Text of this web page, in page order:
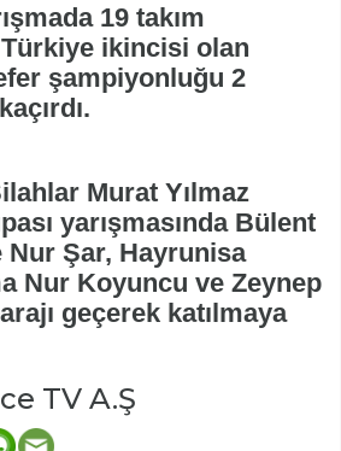
19 takım
ikincisi olan
şampiyonluğu 2
Murat Yılmaz
yarışmasında Bülent
Nur Şar, Hayrunisa
Nur Koyuncu ve Zeynep
geçerek katılmaya
TV A.Ş